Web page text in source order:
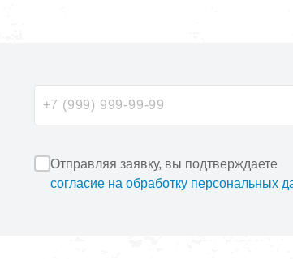
Отправляя заявку, вы подтверждаете
согласие на обработку персональных